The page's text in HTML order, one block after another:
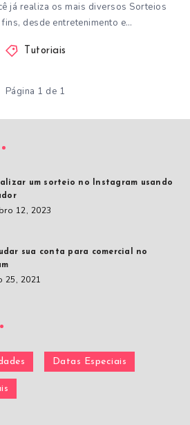
já realiza os mais diversos Sorteios
desde entretenimento e…
Tutoriais
Página 1 de 1
um sorteio no Instagram usando
12, 2023
sua conta para comercial no
25, 2021
Datas Especiais